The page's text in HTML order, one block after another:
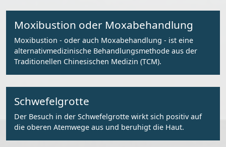
Moxibustion oder Moxabehandlung
Moxibustion - oder auch Moxabehandlung - ist eine
alternativmedizinische Behandlungsmethode aus der
Traditionellen Chinesischen Medizin (TCM).
Schwefelgrotte
Der Besuch in der Schwefelgrotte wirkt sich positiv auf
die oberen Atemwege aus und beruhigt die Haut.